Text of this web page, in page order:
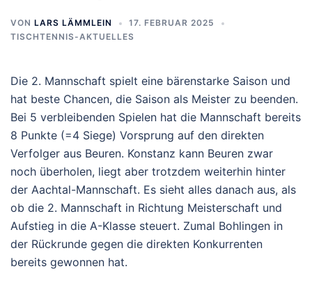
VON LARS LÄMMLEIN
17. FEBRUAR 2025
TISCHTENNIS-AKTUELLES
Die 2. Mannschaft spielt eine bärenstarke Saison und
hat beste Chancen, die Saison als Meister zu beenden.
Bei 5 verbleibenden Spielen hat die Mannschaft bereits
8 Punkte (=4 Siege) Vorsprung auf den direkten
Verfolger aus Beuren. Konstanz kann Beuren zwar
noch überholen, liegt aber trotzdem weiterhin hinter
der Aachtal-Mannschaft. Es sieht alles danach aus, als
ob die 2. Mannschaft in Richtung Meisterschaft und
Aufstieg in die A-Klasse steuert. Zumal Bohlingen in
der Rückrunde gegen die direkten Konkurrenten
bereits gewonnen hat.